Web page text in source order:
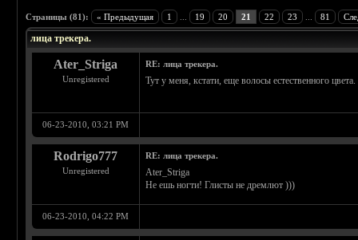
Страницы (81): « Предыдущая 1 19 20 21 22 23 81
лица трекера.
Ater_Striga
Unregistered
RE: лица трекера.
Тут у меня, кстати, еще волосы естественного
06-23-2010, 03:21 PM
Rodrigo777
Unregistered
RE: лица трекера.
Ater_Striga
Не ешь ногти! Глисты не дремлют )))
06-23-2010, 04:22 PM